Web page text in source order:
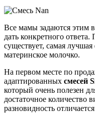
Все мамы задаются этим
дать конкретного
существует, самая
материнское молочко.
На первом месте по
адаптированных смесей
который очень полезен
достаточное количество
разновидность